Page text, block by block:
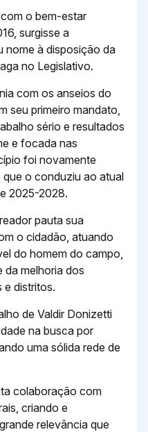
o bem-estar
surgisse a
nome à disposição da
no Legislativo.
com os anseios do
seu primeiro mandato,
sério e resultados
e focada nas
foi novamente
o conduziu ao atual
2025-2028.
pauta sua
o cidadão, atuando
do homem do campo,
melhoria dos
e distritos.
de Valdir Donizetti
na busca por
uma sólida rede de
colaboração com
criando e
relevância que